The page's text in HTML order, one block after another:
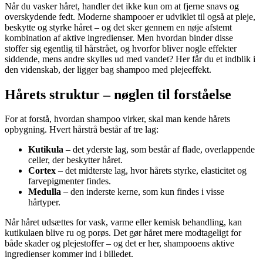
Når du vasker håret, handler det ikke kun om at fjerne snavs og
overskydende fedt. Moderne shampooer er udviklet til også at pleje,
beskytte og styrke håret – og det sker gennem en nøje afstemt
kombination af aktive ingredienser. Men hvordan binder disse
stoffer sig egentlig til hårstrået, og hvorfor bliver nogle effekter
siddende, mens andre skylles ud med vandet? Her får du et indblik i
den videnskab, der ligger bag shampoo med plejeeffekt.
Hårets struktur – nøglen til forståelse
For at forstå, hvordan shampoo virker, skal man kende hårets
opbygning. Hvert hårstrå består af tre lag:
Kutikula – det yderste lag, som består af flade, overlappende
celler, der beskytter håret.
Cortex – det midterste lag, hvor hårets styrke, elasticitet og
farvepigmenter findes.
Medulla – den inderste kerne, som kun findes i visse
hårtyper.
Når håret udsættes for vask, varme eller kemisk behandling, kan
kutikulaen blive ru og porøs. Det gør håret mere modtageligt for
både skader og plejestoffer – og det er her, shampooens aktive
ingredienser kommer ind i billedet.